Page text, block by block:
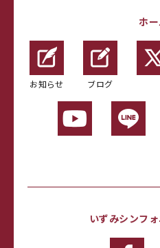
ホ
お知らせ ブログ
いずみシンフ